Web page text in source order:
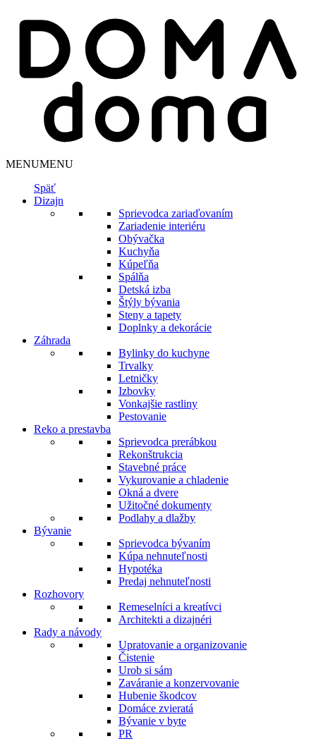
MENUMENU
Späť
Dizajn
Sprievodca zariaďovaním
Zariadenie interiéru
Obývačka
Kuchyňa
Kúpeľňa
Spálňa
Detská izba
Štýly bývania
Steny a tapety
Doplnky a dekorácie
Záhrada
Bylinky do kuchyne
Trvalky
Letničky
Izbovky
Vonkajšie rastliny
Pestovanie
Reko a prestavba
Sprievodca prerábkou
Rekonštrukcia
Stavebné práce
Vykurovanie a chladenie
Okná a dvere
Užitočné dokumenty
Podlahy a dlažby
Bývanie
Sprievodca bývaním
Kúpa nehnuteľnosti
Hypotéka
Predaj nehnuteľnosti
Rozhovory
Remeselníci a kreatívci
Architekti a dizajnéri
Rady a návody
Upratovanie a organizovanie
Čistenie
Urob si sám
Zaváranie a konzervovanie
Hubenie škodcov
Domáce zvieratá
Bývanie v byte
PR